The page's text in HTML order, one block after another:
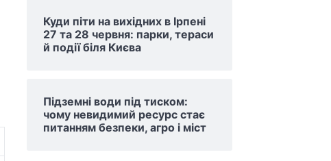
Куди піти на вихідних в Ірпені
27 та 28 червня: парки, тераси
й події біля Києва
Підземні води під тиском:
чому невидимий ресурс стає
питанням безпеки, агро і міст